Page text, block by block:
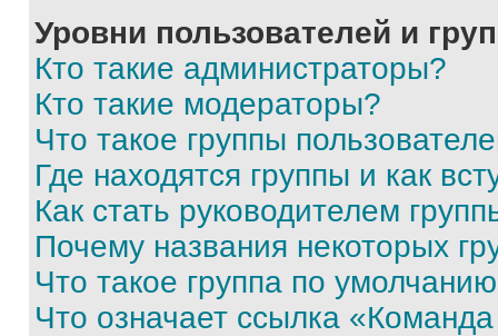
Уровни пользователей и
Кто такие администраторы?
Кто такие модераторы?
Что такое группы
Где находятся группы и как
Как стать руководителем
Почему названия некоторых
Что такое группа по
Что означает ссылка